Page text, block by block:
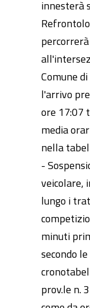
innesterà
Comune
l'arrivo
ore 17:07
media
nella
-
veicolare,
lungo i
minuti
secondo
prov.le n.